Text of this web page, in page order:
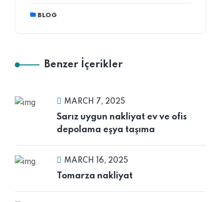
BLOG
Benzer İçerikler
MARCH 7, 2025
Sarız uygun nakliyat ev ve ofis
depolama eşya taşıma
MARCH 16, 2025
Tomarza nakliyat